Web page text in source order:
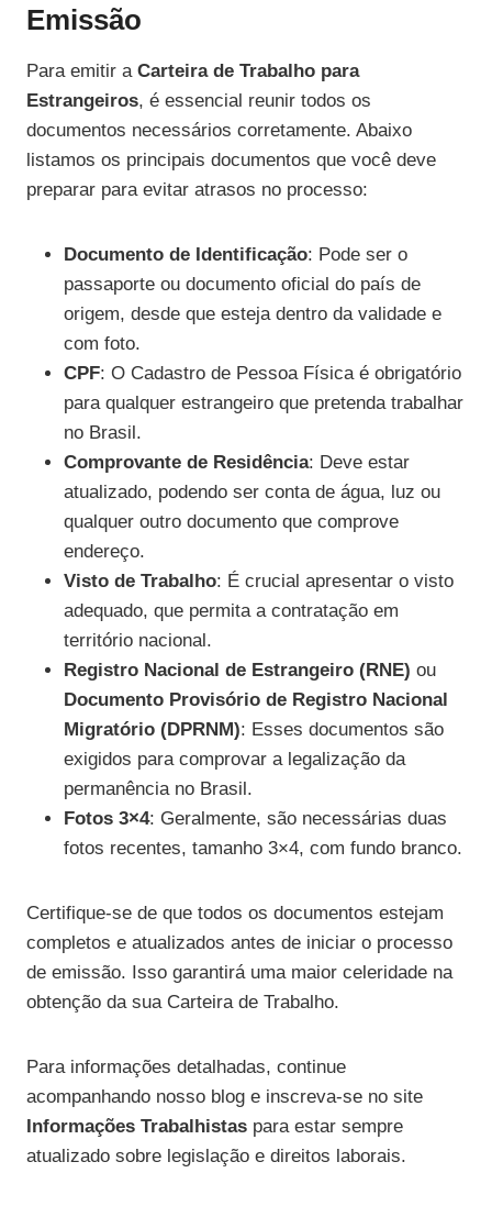
Emissão
Para emitir a Carteira de Trabalho para
Estrangeiros, é essencial reunir todos os
documentos necessários corretamente. Abaixo
listamos os principais documentos que você deve
preparar para evitar atrasos no processo:
Documento de Identificação: Pode ser o
passaporte ou documento oficial do país de
origem, desde que esteja dentro da validade e
com foto.
CPF: O Cadastro de Pessoa Física é obrigatório
para qualquer estrangeiro que pretenda trabalhar
no Brasil.
Comprovante de Residência: Deve estar
atualizado, podendo ser conta de água, luz ou
qualquer outro documento que comprove
endereço.
Visto de Trabalho: É crucial apresentar o visto
adequado, que permita a contratação em
território nacional.
Registro Nacional de Estrangeiro (RNE) ou
Documento Provisório de Registro Nacional
Migratório (DPRNM): Esses documentos são
exigidos para comprovar a legalização da
permanência no Brasil.
Fotos 3×4: Geralmente, são necessárias duas
fotos recentes, tamanho 3×4, com fundo branco.
Certifique-se de que todos os documentos estejam
completos e atualizados antes de iniciar o processo
de emissão. Isso garantirá uma maior celeridade na
obtenção da sua Carteira de Trabalho.
Para informações detalhadas, continue
acompanhando nosso blog e inscreva-se no site
Informações Trabalhistas para estar sempre
atualizado sobre legislação e direitos laborais.